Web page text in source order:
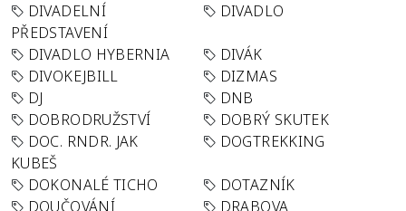
DIVADELNÍ
PŘEDSTAVENÍ
DIVADLO
DIVADLO HYBERNIA
DIVÁK
DIVOKEJBILL
DIZMAS
DJ
DNB
DOBRODRUŽSTVÍ
DOBRÝ SKUTEK
DOC. RNDR. JAK
KUBEŠ
DOGTREKKING
DOKONALÉ TICHO
DOTAZNÍK
DOUČOVÁNÍ
DRABOVA